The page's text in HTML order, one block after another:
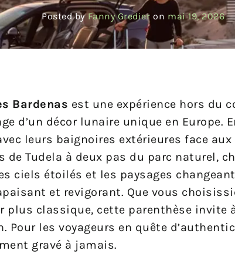
Posted by Fanny Gredier on mai 19, 2026
Bardenas est une expérience hors du
d’un décor lunaire unique en Europe.
leurs baignoires extérieures face
Tudela à deux pas du parc naturel,
ciels étoilés et les paysages
et revigorant. Que vous
plus classique, cette parenthèse invite
les voyageurs en quête
gravé à jamais.